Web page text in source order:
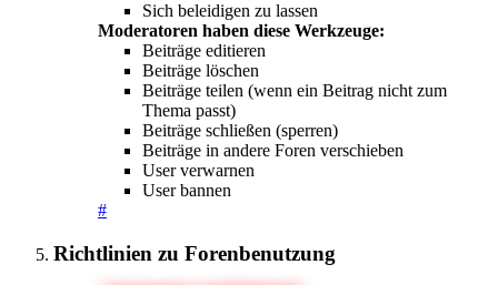
Sich beleidigen zu lassen
Moderatoren haben diese Werkzeuge:
Beiträge editieren
Beiträge löschen
Beiträge teilen (wenn ein Beitrag nicht zum
Thema passt)
Beiträge schließen (sperren)
Beiträge in andere Foren verschieben
User verwarnen
User bannen
#
Richtlinien zu Forenbenutzung